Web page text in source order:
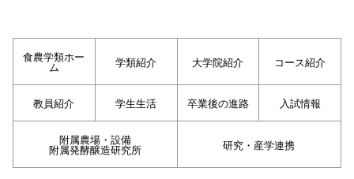
食農学類ホー
ム 学類紹介 大学院紹介 コース紹介
教員紹介 学生生活 卒業後の進路 入試情報
附属農場・設備
附属発酵醸造研究所 研究・産学連携